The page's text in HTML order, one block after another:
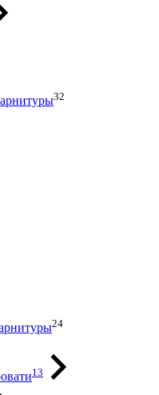
32
24
13